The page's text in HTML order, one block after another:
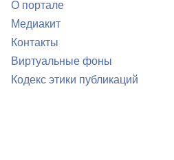
О портале
Медиакит
Контакты
Виртуальные фоны
Кодекс этики публикаций